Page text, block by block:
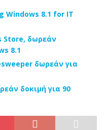
Windows 8.1 for IT
Store, δωρεάν
8.1
δωρεάν για
δοκιμή για 90